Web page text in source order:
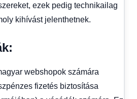
ezek pedig technikailag
kihívást jelenthetnek.
webshopok számára
fizetés biztosítása